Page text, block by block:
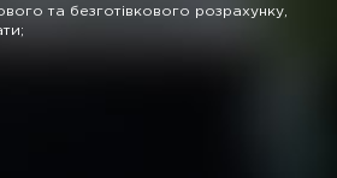
та безготівкового розрахунку,